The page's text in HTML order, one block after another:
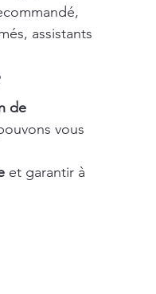
assistants
de
vous
et garantir à